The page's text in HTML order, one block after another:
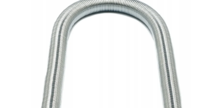
PREČO SA OPLATÍ KUPOVAŤ RADIÁTORY KORADO
CEZ TERMOOBCHOD.SK
Hodnotenie obchodu
Napíšte nám
Doprava a Platba